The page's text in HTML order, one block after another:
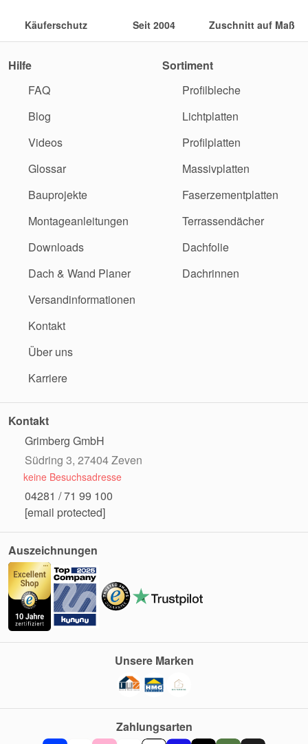
Käuferschutz Seit 2004 Zuschnitt auf Maß
Hilfe
FAQ
Blog
Videos
Glossar
Bauprojekte
Montageanleitungen
Downloads
Dach & Wand Planer
Versandinformationen
Kontakt
Über uns
Karriere
Sortiment
Profilbleche
Lichtplatten
Profilplatten
Massivplatten
Faserzementplatten
Terrassendächer
Dachfolie
Dachrinnen
Kontakt
Grimberg GmbH
Südring 3, 27404 Zeven
keine Besuchsadresse
04281 / 71 99 100
[email protected]
Auszeichnungen
Zahlungsarten
Unsere Marken